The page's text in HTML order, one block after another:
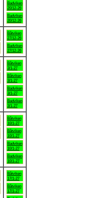
Badviken
20/12-26
Badviken
20/12-26
Båtviken
27/12-26
Badviken
27/12-26
Båtviken
3/1-27
Båtviken
3/1-27
Badviken
3/1-27
Badviken
3/1-27
Båtviken
10/1-27
Båtviken
10/1-27
Badviken
10/1-27
Badviken
10/1-27
Båtviken
17/1-27
Båtviken
17/1-27